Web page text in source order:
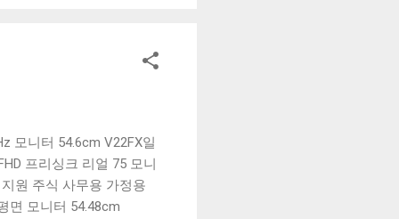
모니터 54.6cm V22FX일
프리싱크 리얼 75 모니
지원 주식 사무용 가정용
면 모니터 54.48cm